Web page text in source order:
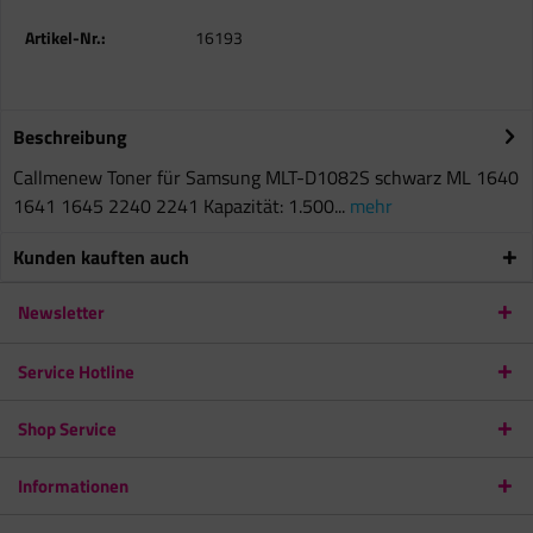
Artikel-Nr.: 16193
Beschreibung
Callmenew Toner für Samsung MLT-D1082S schwarz ML 1640
1641 1645 2240 2241 Kapazität: 1.500... mehr
Kunden kauften auch
Newsletter
Service Hotline
Shop Service
Informationen